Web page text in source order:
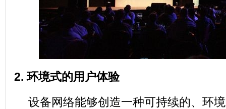
2. 环境式的用户体验
设备网络能够创造一种可持续的、环